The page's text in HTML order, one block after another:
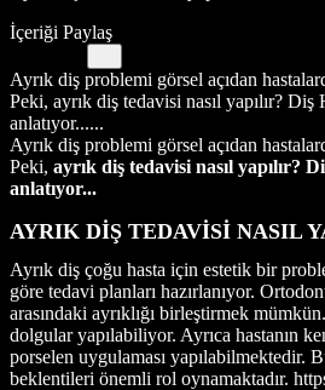
İçeriği Paylaş
Ayrık diş problemi görsel açıdan
Peki, ayrık diş tedavisi nasıl yapılır?
anlatıyor......
Ayrık diş problemi görsel açıdan
Peki, ayrık diş tedavisi nasıl yapılır?
anlatıyor...
AYRIK DİŞ TEDAVİSİ NASIL
Ayrık diş çoğu hasta için estetik bir
göre tedavi planları hazırlanıyor.
arasındaki ayrıklığı birleştirmek
dolgular yapılabiliyor. Ayrıca hastanın
porselen uygulaması yapılabilmektedir.
beklentileri önemli rol oynamaktadır.